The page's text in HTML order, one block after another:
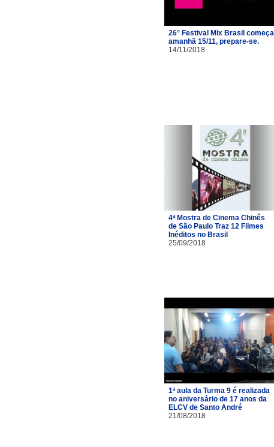
26° Festival Mix Brasil começa
amanhã 15/11, prepare-se.
14/11/2018
4ª Mostra de Cinema Chinês
de São Paulo Traz 12 Filmes
Inéditos no Brasil
25/09/2018
1ª aula da Turma 9 é realizada
no aniversário de 17 anos da
ELCV de Santo André
21/08/2018